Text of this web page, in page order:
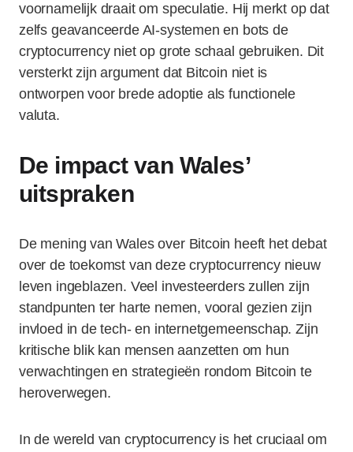
voornamelijk draait om speculatie. Hij merkt op dat
zelfs geavanceerde AI-systemen en bots de
cryptocurrency niet op grote schaal gebruiken. Dit
versterkt zijn argument dat Bitcoin niet is
ontworpen voor brede adoptie als functionele
valuta.
De impact van Wales’
uitspraken
De mening van Wales over Bitcoin heeft het debat
over de toekomst van deze cryptocurrency nieuw
leven ingeblazen. Veel investeerders zullen zijn
standpunten ter harte nemen, vooral gezien zijn
invloed in de tech- en internetgemeenschap. Zijn
kritische blik kan mensen aanzetten om hun
verwachtingen en strategieën rondom Bitcoin te
heroverwegen.
In de wereld van cryptocurrency is het cruciaal om